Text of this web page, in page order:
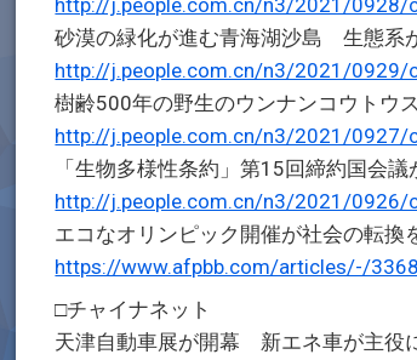
http://j.people.com.cn/n3/2021/0928/
砂漠の緑化が進む青海湖沙島 生態系
http://j.people.com.cn/n3/2021/0929/
樹齢500年の野生のウンナンコウト
http://j.people.com.cn/n3/2021/0927/
「生物多様性条約」第15回締約国会
http://j.people.com.cn/n3/2021/0926/
エコなオリンピック開催が社会の転換
https://www.afpbb.com/articles/-/
□チャイナネット
天津自動車展が開幕 新エネ車が主役